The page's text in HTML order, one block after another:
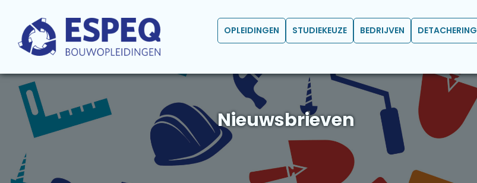
OPLEIDINGEN STUDIEKEUZE BEDRIJVEN DETACHERING
Nieuwsbrieven